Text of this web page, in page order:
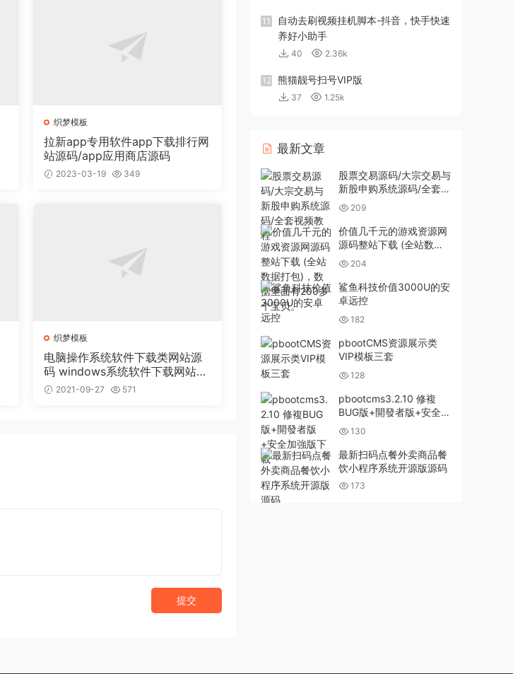
织梦模板
拉新app专用软件app下载排行网
站源码/app应用商店源码
2023-03-19 349
织梦模板
电脑操作系统软件下载类网站源
码 windows系统软件下载网站织
梦模板
2021-09-27 571
提交
11
自动去刷视频挂机脚本-抖音，快手快速
养好小助手
40 2.36k
12 熊猫靓号扫号VIP版
37 1.25k
最新文章
股票交易源码/大宗交易与
新股申购系统源码/全套视
频教程
209
价值几千元的游戏资源网
源码整站下载 (全站数据
打包)，数据里面有200多
个宝贝。
204
鲨鱼科技价值3000U的安
卓远控
182
pbootCMS资源展示类
VIP模板三套
128
pbootcms3.2.10 修複
BUG版+開發者版+安全加
強版下載
130
最新扫码点餐外卖商品餐
饮小程序系统开源版源码
173